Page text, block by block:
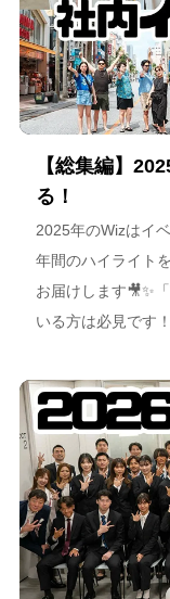
【総集編】
る！
2025年のWizはイ
年間のハイライト
お届けします🎥✨
いる方は必見です